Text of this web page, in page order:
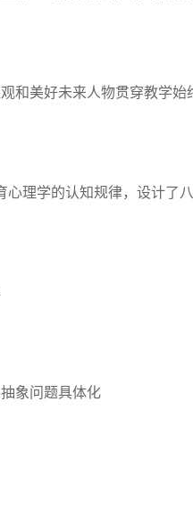
和美好未来人物贯穿教学始
理学的认知规律，设计了
象问题具体化